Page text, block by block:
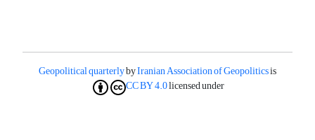
Geopolitical quarterlybyIranian Association of Geopoliticsis
licensed under
CC BY 4.0